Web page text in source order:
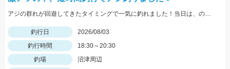
アジの群れが回遊してきたタイミングで一気に釣れました！当日は、のべ竿と豆アジマッチ・スピード餌つけ器仕掛・生アミエビなどを使用しました。
釣行日
2026/08/03
釣行時間
18:30～20:30
釣場
沼津周辺